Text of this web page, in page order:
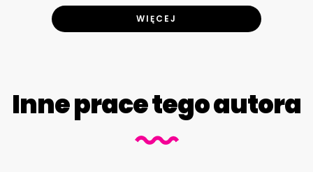
WIĘCEJ
Inne prace tego autora